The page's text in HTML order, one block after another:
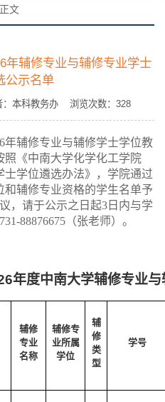
文
年辅修专业与辅修专业学士
公示名单
本科教务办 浏览次数： 328
年辅修专业与辅修学士学位教
照《中南大学化学化工学院
士学位遴选办法》，学院通过
辅修专业资格的学生名单予
，请于公示之日起3日内与学
88876675（张老师）。
年度中南大学辅修专业
辅修
专业
名称
辅修专
业所属
学位
辅
修
类
型
学号